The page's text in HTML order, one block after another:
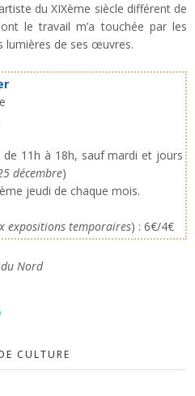
du XIXème siècle différent de
le travail m’a touchée par les
lumières de ses œuvres.
11h à 18h, sauf mardi et jours
décembre)
jeudi de chaque mois.
expositions temporaires) : 6€/4€
Nord
CULTURE